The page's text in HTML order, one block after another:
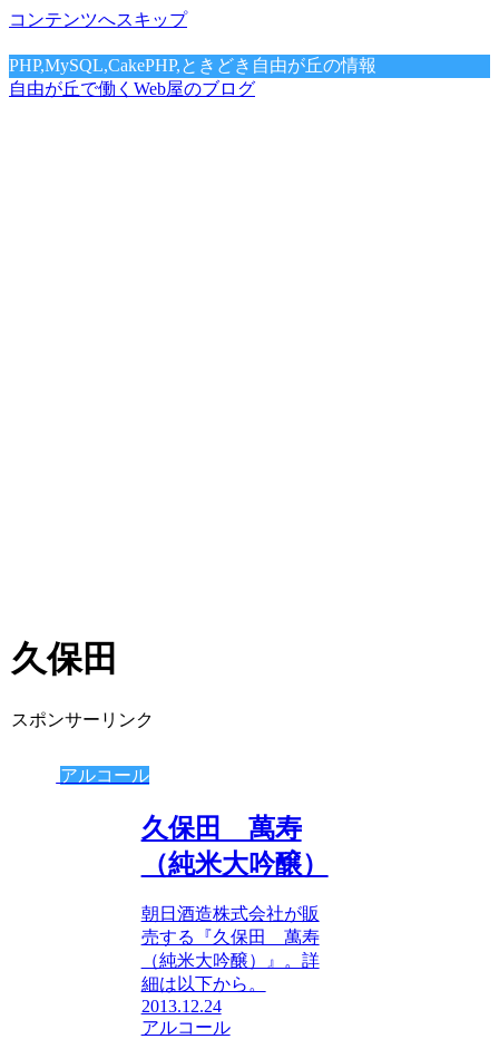
コンテンツへスキップ
PHP,MySQL,CakePHP,ときどき自由が丘の情報
自由が丘で働くWeb屋のブログ
久保田
スポンサーリンク
アルコール
久保田 萬寿
（純米大吟醸）
朝日酒造株式会社が販
売する『久保田 萬寿
（純米大吟醸）』。詳
細は以下から。
2013.12.24
アルコール